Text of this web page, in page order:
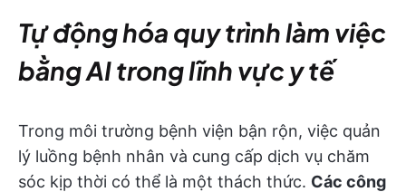
Tự động hóa quy trình làm việc
bằng AI trong lĩnh vực y tế
Trong môi trường bệnh viện bận rộn, việc quản
lý luồng bệnh nhân và cung cấp dịch vụ chăm
sóc kịp thời có thể là một thách thức. Các công